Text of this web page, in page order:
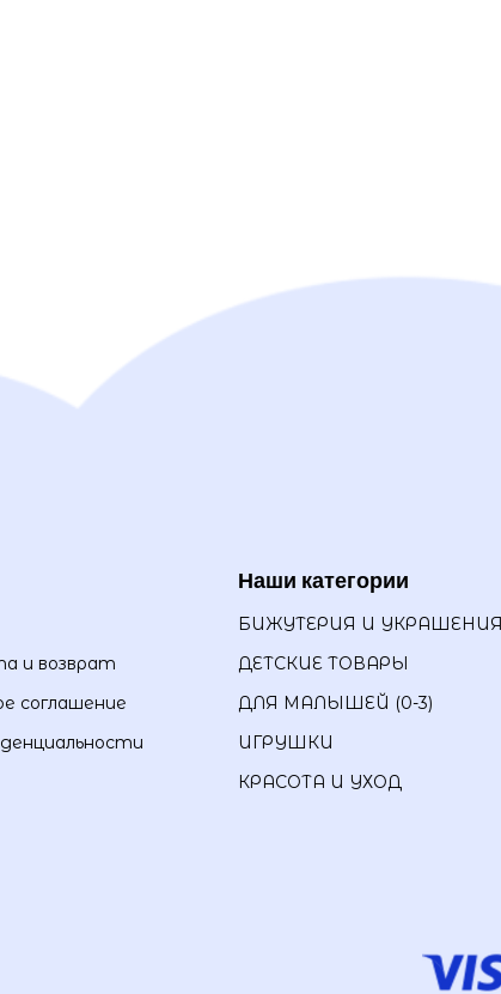
и возврат
соглашение
Наши категории
БИЖУТЕРИЯ И УКРАШЕНИЯ
ДЕТСКИЕ ТОВАРЫ
ДЛЯ МАЛЫШЕЙ (0-3)
ИГРУШКИ
КРАСОТА И УХОД